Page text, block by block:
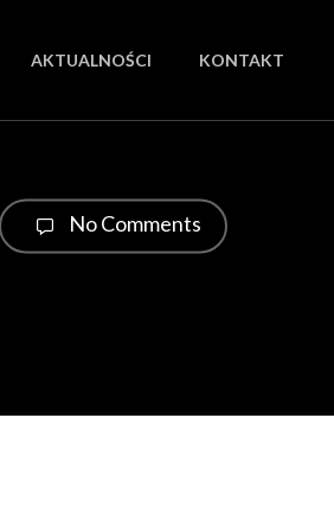
AKTUALNOŚCI KONTAKT
No Comments